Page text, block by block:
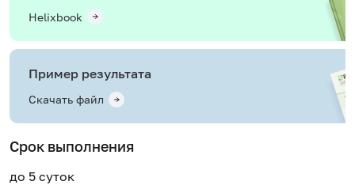
Helixbook
Пример результата
Скачать файл
Срок выполнения
до 5 суток